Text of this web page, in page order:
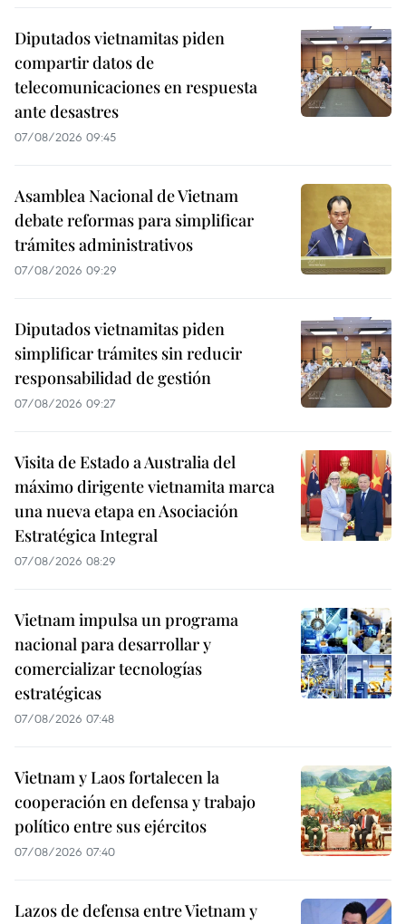
Diputados vietnamitas piden
compartir datos de
telecomunicaciones en respuesta
ante desastres
07/08/2026 09:45
Asamblea Nacional de Vietnam
debate reformas para simplificar
trámites administrativos
07/08/2026 09:29
Diputados vietnamitas piden
simplificar trámites sin reducir
responsabilidad de gestión
07/08/2026 09:27
Visita de Estado a Australia del
máximo dirigente vietnamita marca
una nueva etapa en Asociación
Estratégica Integral
07/08/2026 08:29
Vietnam impulsa un programa
nacional para desarrollar y
comercializar tecnologías
estratégicas
07/08/2026 07:48
Vietnam y Laos fortalecen la
cooperación en defensa y trabajo
político entre sus ejércitos
07/08/2026 07:40
Lazos de defensa entre Vietnam y